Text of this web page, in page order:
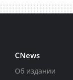
CNews
Об издании